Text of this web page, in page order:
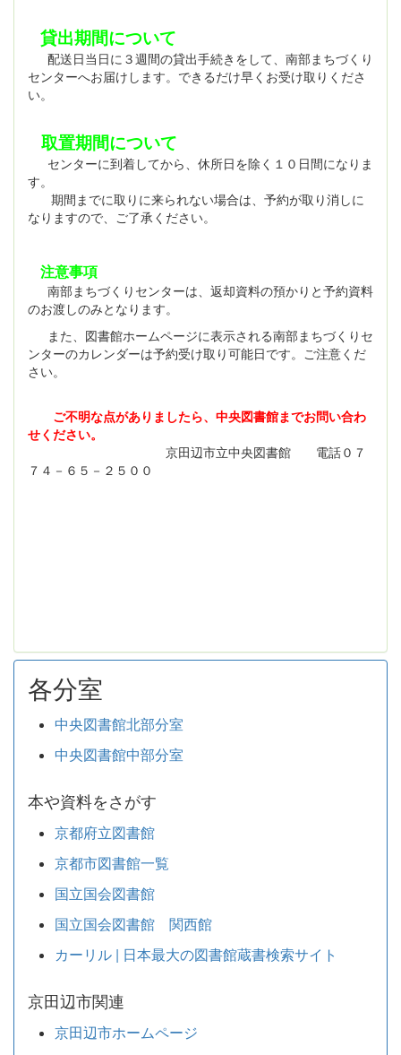
貸出期間について
配送日当日に３週間の貸出手続きをして、南部まちづくり
センターへお届けします。できるだけ早くお受け取りくださ
い。
取置期間について
センターに到着してから、休所日を除く１０日間になりま
す。
期間までに取りに来られない場合は、予約が取り消しに
なりますので、ご了承ください。
注意事項
南部まちづくりセンターは、返却資料の預かりと予約資料
のお渡しのみとなります。
また、図書館ホームページに表示される南部まちづくりセ
ンターのカレンダーは予約受け取り可能日です。ご注意くだ
さい。
ご不明な点がありましたら、中央図書館までお問い合わ
せください。
京田辺市立中央図書館 電話０７
７４－６５－２５００
各分室
中央図書館北部分室
中央図書館中部分室
本や資料をさがす
京都府立図書館
京都市図書館一覧
国立国会図書館
国立国会図書館 関西館
カーリル | 日本最大の図書館蔵書検索サイト
京田辺市関連
京田辺市ホームページ